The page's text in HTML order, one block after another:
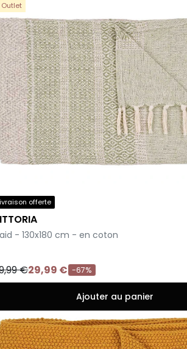
Outlet
offerte
- 130x180 cm - en coton
€29,99 € -67%
Ajouter au panier